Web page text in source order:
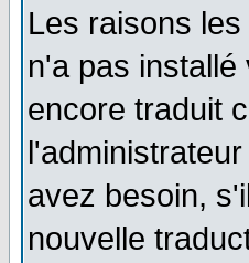
Les raisons
n'a pas
encore traduit
avez besoin,
nouvelle